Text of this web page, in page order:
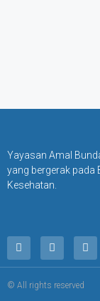
Yayasan Amal
yang bergerak pada
Kesehatan.
© All rights reserved